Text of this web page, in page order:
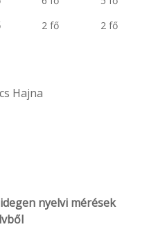
2 fő 2 fő
Hajna
nyelvi mérések